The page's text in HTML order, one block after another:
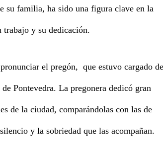
su familia, ha sido una figura clave en la
trabajo y su dedicación.
el pregón, que estuvo cargado de
Pontevedra. La pregonera dedicó gran
de la ciudad, comparándolas con las de
y la sobriedad que las acompañan.